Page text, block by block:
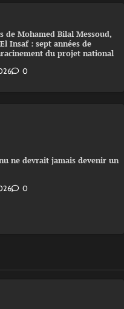
de Mohamed Bilal Messoud,
Insaf : sept années de
du projet national
0
ne devrait jamais devenir un
0